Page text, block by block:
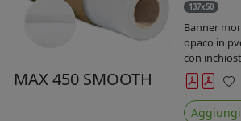
MAX 450 SMOOTH
137x50
Banner
opaco in
con